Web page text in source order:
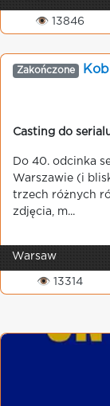
👁 13846
Zakończone
Casting do
Do 40. odcinka
Warszawie (i
trzech różnych
zdjęcia, m...
Warsaw
👁 13314